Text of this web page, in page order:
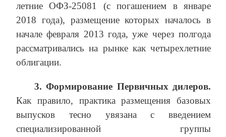
летние ОФЗ-25081 (с погашением в январе
2018 года), размещение которых началось в
начале февраля 2013 года, уже через полгода
рассматривались на рынке как четырехлетние
облигации.
3. Формирование Первичных дилеров.
Как правило, практика размещения базовых
выпусков тесно увязана с введением
специализированной группы